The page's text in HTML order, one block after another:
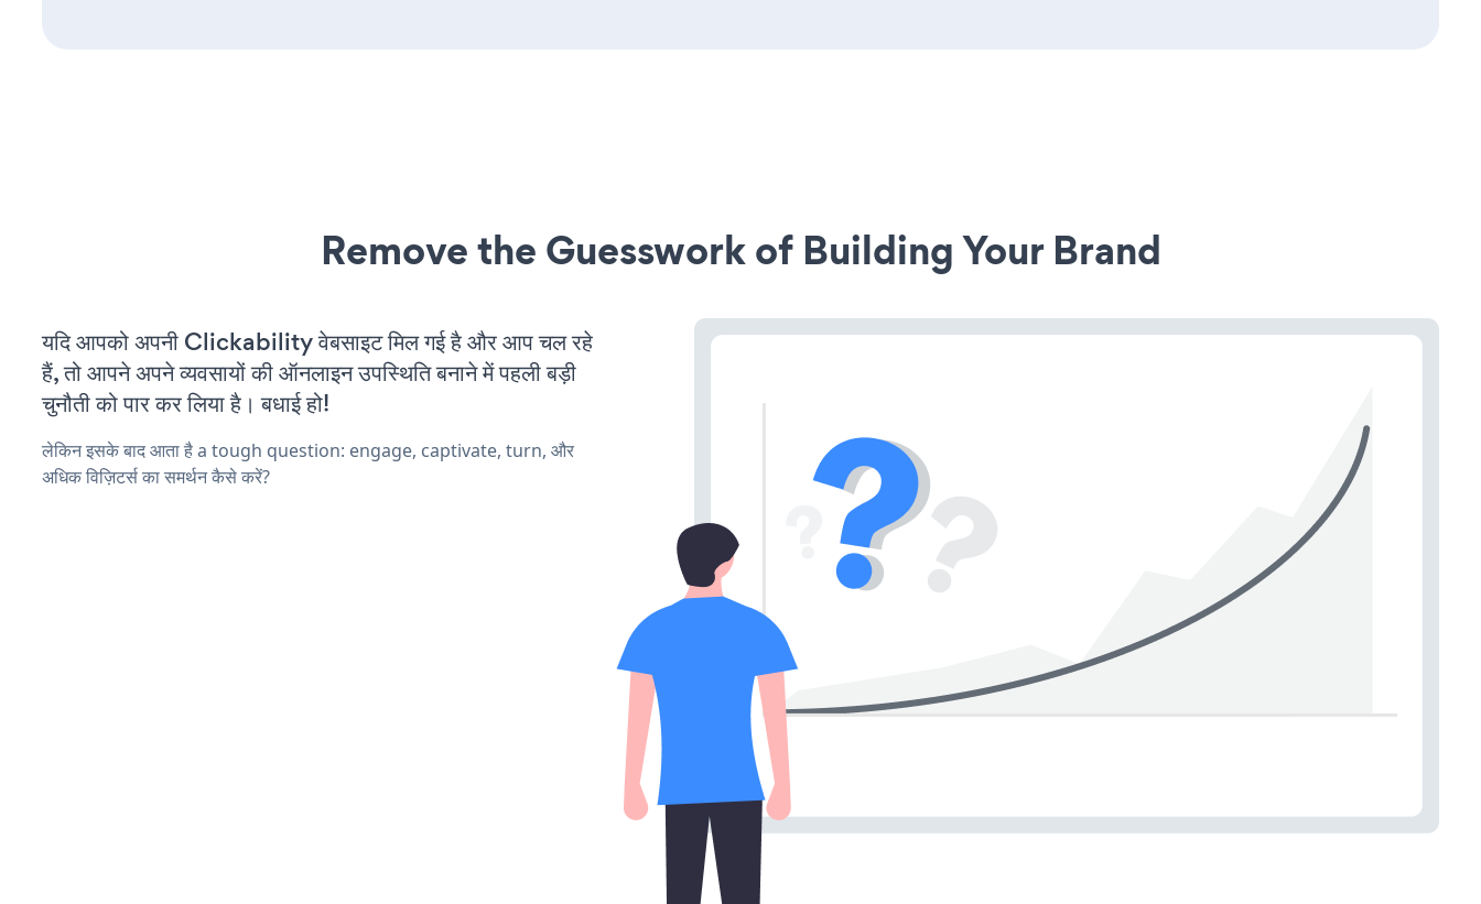
Remove the Guesswork of Building Your Brand
यदि आपको अपनी Clickability वेबसाइट मिल गई है और आप चल रहे
हैं, तो आपने अपने व्यवसायों की ऑनलाइन उपस्थिति बनाने में पहली बड़ी
चुनौती को पार कर लिया है। बधाई हो!
लेकिन इसके बाद आता है a tough question: engage, captivate, turn, और
अधिक विज़िटर्स का समर्थन कैसे करें?